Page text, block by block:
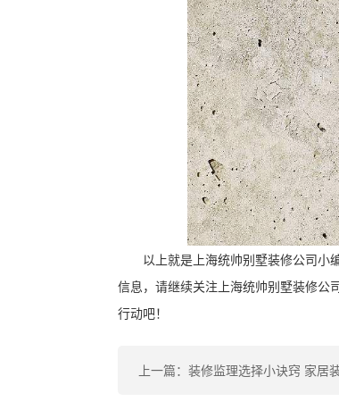
以上就是上海统帅别墅装修公司小
信息，请继续关注上海统帅别墅装修公
行动吧！
上一篇：装修监理选择小诀窍 家居